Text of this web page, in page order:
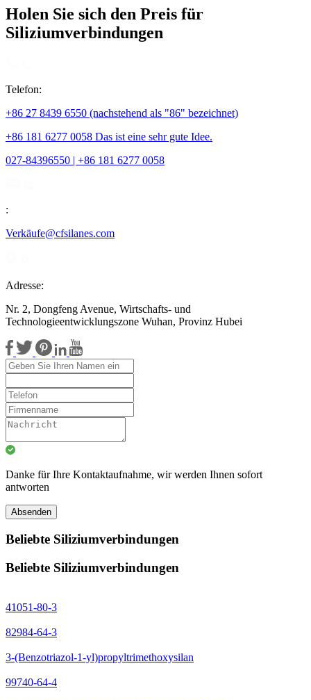
Holen Sie sich den Preis für
Siliziumverbindungen
Telefon:
+86 27 8439 6550 (nachstehend als "86" bezeichnet)
+86 181 6277 0058 Das ist eine sehr gute Idee.
027-84396550 | +86 181 6277 0058
:
Verkäufe@cfsilanes.com
Adresse:
Nr. 2, Dongfeng Avenue, Wirtschafts- und
Technologieentwicklungszone Wuhan, Provinz Hubei
Danke für Ihre Kontaktaufnahme, wir werden Ihnen sofort
antworten
Absenden
Beliebte Siliziumverbindungen
Beliebte Siliziumverbindungen
41051-80-3
82984-64-3
3-(Benzotriazol-1-yl)propyltrimethoxysilan
99740-64-4